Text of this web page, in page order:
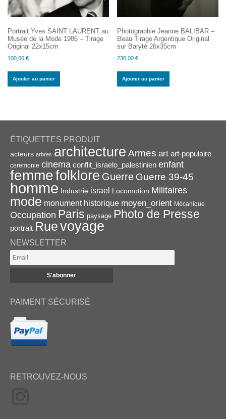
Portrait Yves SAINT LAURENT au
Musée de la Mode 1986 – Tirage
Original 22x15cm
100,00 €
Ajouter au panier
Photographie Jeanne BALIBAR –
Beau Tirage Argentique Original
sur Baryté 26x35cm
230,00€
Ajouter au panier
ÉTIQUETTES PRODUIT
acteurs arbres architecture Armes art art-populaire
ceremonie cinema conflit_israelo_palestinien enfant
femmefolklore Guerre Guerre 39-45
homme Industrie israel Locomotion Militaires
mode monument historique moyen_orient Mécanique
Occupation Paris paysage Photo de Presse
portrait Ruevoyage
NEWSLETTER
PAIMENT SÉCURISÉ
RETROUVEZ-NOUS